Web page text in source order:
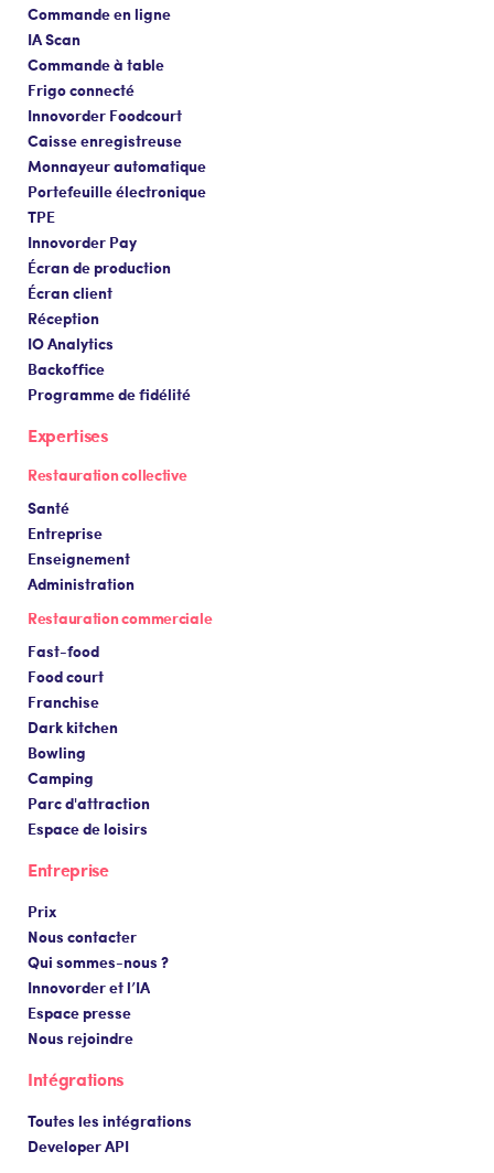
Commande en ligne
IA Scan
Commande à table
Frigo connecté
Innovorder Foodcourt
Caisse enregistreuse
Monnayeur automatique
Portefeuille électronique
TPE
Innovorder Pay
Écran de production
Écran client
Réception
IO Analytics
Backoffice
Programme de fidélité
Expertises
Restauration collective
Santé
Entreprise
Enseignement
Administration
Restauration commerciale
Fast-food
Food court
Franchise
Dark kitchen
Bowling
Camping
Parc d'attraction
Espace de loisirs
Entreprise
Prix
Nous contacter
Qui sommes-nous ?
Innovorder et l’IA
Espace presse
Nous rejoindre
Intégrations
Toutes les intégrations
Developer API